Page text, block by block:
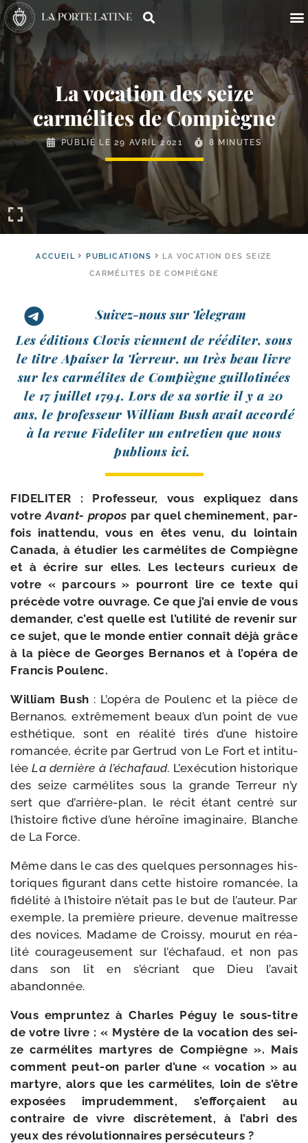
La vocation des seize
carmélites de Compiègne
PUBLIÉ LE 29 AVRIL 2021 8 MINUTES
ACCUEIL PUBLICATIONS
LA VOCATION DES SEIZE
CARMÉLITES DE COMPIÈGNE
Suivez-nous sur Telegram
Les édi­tions Clovis viennent de réédi­ter, sous
le titre Apaiser la Terreur, un très beau livre
sur les car­mé­lites de Compiègne guillo­ti­nées
le 17 juillet 1794. Lors de sa sor­tie il y a 20
ans, le pro­fes­seur William Bush avait accor­dé
à la revue Fideliter un entre­tien que nous
publions ici.
FIDELITER : Professeur, vous expli­quez dans
votreAvant- pro­pos par quel chemine­ment, par­
fois inat­ten­du, vous en êtes venu, du loin­tain
Canada, à étu­dier les car­mé­lites de Compiègne
et à écrire sur elles. Les lec­teurs curieux de
votre « par­cours » pour­ront lire ce texte qui
pré­cède votre ouvra­ge. Ce que j’ai envie de vous
deman­der, c’est quelle est l’uti­lité de reve­nir sur
ce sujet, que le monde entier connaît déjà grâce
à la pièce de Georges Bernanos et à l’o­pé­ra de
Francis Poulenc.
William Bush : L’opéra de Poulenc et la pièce de
Bernanos, extrême­ment beaux d’un point de vue
esthé­tique, sont en réa­li­té tirés d’une his­toire
roman­cée, écrite par Gertrud von Le Fort et inti­tu­
léeLa der­nière à l’é­cha­faud. L’exécution his­to­rique
des seize car­mé­lites sous la grande Terreur n’y
sert que d’arrière-​plan, le récit étant cen­tré sur
l’his­toire ficti­ve d’une héroïne ima­gi­naire, Blanche
de La Force.
Même dans le cas des quelques per­sonnages his­
to­riques figu­rant dans cette his­toire roman­cée, la
fidé­li­té à l’his­toire n’é­tait pas le but de l’au­teur. Par
exemple, la pre­mière prieure, deve­nue maî­tresse
des novices, Madame de Croissy, mou­rut en réa­
lité cou­ra­geu­se­ment sur l’é­cha­faud, et non pas
dans son lit en s’é­criant que Dieu l’a­vait
abandonnée.
Vous emprun­tez à Charles Péguy le sous-​titre
de votre livre : « Mystère de la voca­tion des sei­
ze car­mé­lites mar­tyres de Compiègne ». Mais
com­ment peut-​on par­ler d’une « voca­tion » au
mar­tyre, alors que les carmé­lites, loin de s’être
expo­sées impru­dem­ment, s’efforçaient au
contraire de vivre dis­crè­te­ment, à l’a­bri des
yeux des révolution­naires persécuteurs ?